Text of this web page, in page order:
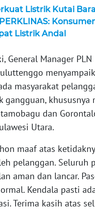
Listrik Kutai
Listrik Andal
General Manager
masyarakat
gangguan, khususnya
dan
Utara.
maaf atas
pelanggan. Seluruh
aman dan lancar.
Kendala pasti
Terima kasih atas